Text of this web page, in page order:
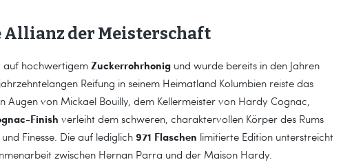
der Meisterschaft
auf hochwertigem Zuckerrohrhonig und wurde bereits in den Jahren
Reifung in seinem Heimatland Kolumbien reiste das
Augen von Mickael Bouilly, dem Kellermeister von Hardy Cognac,
Finish verleiht dem schweren, charaktervollen Körper des Rums
Finesse. Die auf lediglich 971 Flaschen limitierte Edition unterstreicht
zwischen Hernan Parra und der Maison Hardy.